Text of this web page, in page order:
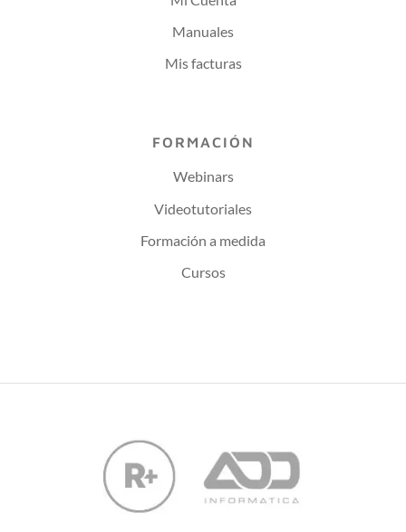
Manuales
Mis facturas
FORMACIÓN
Webinars
Videotutoriales
Formación a medida
Cursos